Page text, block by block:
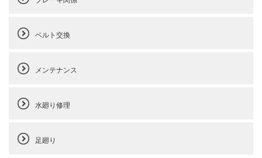
ベルト交換
メンテナンス
水廻り修理
足廻り